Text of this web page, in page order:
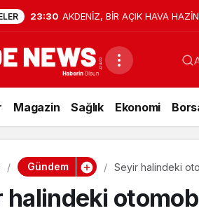
23:30 AKDENİZ, BİR AÇIK HAVA
Magazin Sağlık Ekonomi
Gündem Seyir halindeki
halindeki